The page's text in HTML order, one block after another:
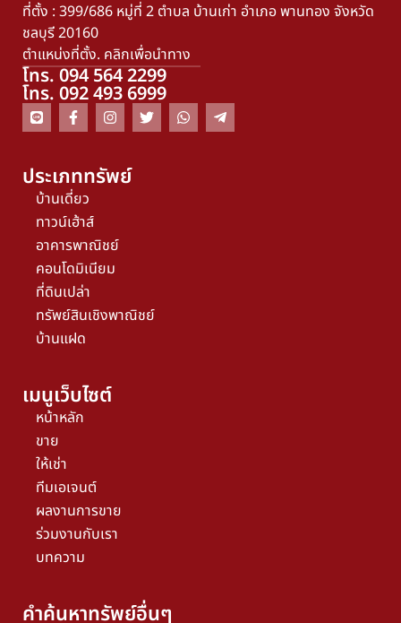
ที่ตั้ง : 399/686 หมู่ที่ 2 ตำบล บ้านเก่า อำเภอ พานทอง จังหวัด
ชลบุรี 20160
ตำแหน่งที่ตั้ง. คลิกเพื่อนำทาง
โทร. 094 564 2299
โทร. 092 493 6999
ประเภททรัพย์
บ้านเดี่ยว
ทาวน์เฮ้าส์
อาคารพาณิชย์
คอนโดมิเนียม
ที่ดินเปล่า
ทรัพย์สินเชิงพาณิชย์
บ้านแฝด
เมนูเว็บไซต์
หน้าหลัก
ขาย
ให้เช่า
ทีมเอเจนต์
ผลงานการขาย
ร่วมงานกับเรา
บทความ
คำค้นหาทรัพย์อื่นๆ